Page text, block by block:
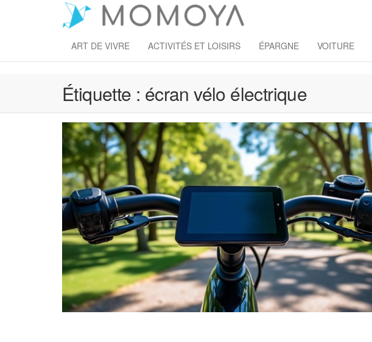
ART DE VIVRE ACTIVITÉS ET LOISIRS ÉPARGNE VOITURE
Étiquette : écran vélo électrique